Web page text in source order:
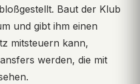
Baut der Klub
und gibt ihm einen
mitsteuern kann,
werden, die mit